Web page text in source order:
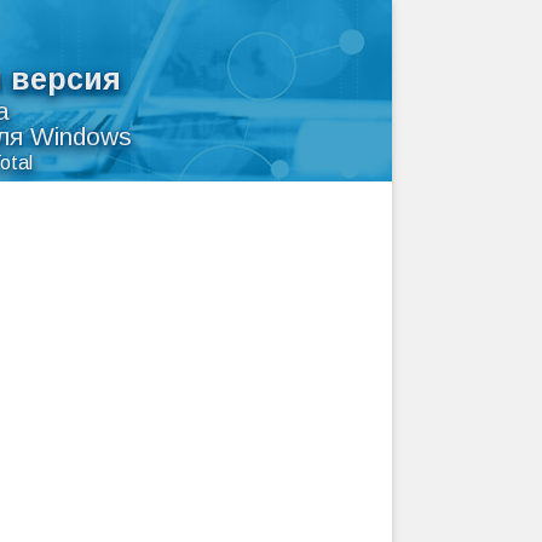
версия
Windows